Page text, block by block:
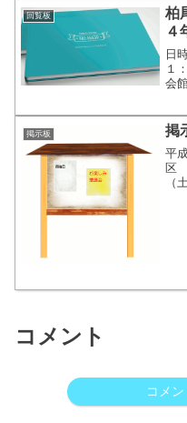
回覧板
柏
４
日
１
会
つ
す
す
「
掲示板 掲
平
区
（
コメント
コメ